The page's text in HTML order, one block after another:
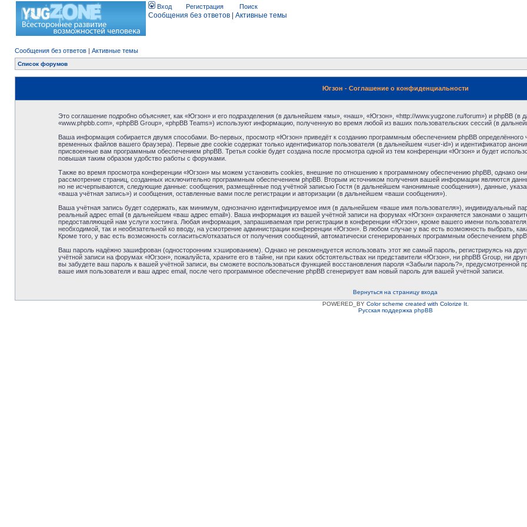
Вход Регистрация Поиск
Сообщения без ответов Активные темы
Сообщения без ответов | Активные темы
Список форумов
Югзон - Соглашение о конфиденциальности
Это соглашение подробно объясняет, как «Югзон» и его подразделения (в дальнейшем «мы», «наш», «Югзон», «http://www.yugzone.ru/forum») и phpBB (в
«www.phpbb.com», «phpBB Group», «phpBB Teams») используют информацию, полученную во время любой из ваших пользовательских сессий (в
Ваша информация собирается двумя способами. Во-первых, просмотр «Югзон» приведёт к созданию программным обеспечением phpBB
временных файлов вашего браузера). Первые две cookie содержат только идентификатор пользователя (в дальнейшем «user-id») и идентификатор
присвоенные вам программным обеспечением phpBB. Третья cookie будет создана после просмотра одной из тем конференции «Югзон» и будет
повышая таким образом удобство работы с форумами.
Также во время просмотра конференции «Югзон» мы можем установить cookies, внешние по отношению к программному обеспечению phpBB, однако они
рассмотрение страниц, созданных исключительно программным обеспечением phpBB. Вторым источником получения вашей информации являются
но не исчерпываются, следующие данные: сообщения, размещённые под учётной записью Гостя (в дальнейшем «анонимные сообщения»), данные,
«ваша учётная запись») и сообщения, оставленные вами после регистрации и авторизации (в дальнейшем «ваши сообщения»).
Ваша учётная запись будет содержать, как минимум, однозначно идентифицируемое имя (в дальнейшем «ваше имя пользователя»), индивидуальный
реальный адрес email (в дальнейшем «ваш адрес email»). Ваша информация из вашей учётной записи на форумах «Югзон» охраняется законами о
предоставляющей нам услуги хостинга. Любая информация, запрашиваемая при регистрации в конференции «Югзон», кроме вашего имени
необходимой, так и необязательной ко вводу, на усмотрение администрации конференции «Югзон». В любом случае у вас есть возможность выбрать,
Кроме того, у вас есть возможность согласиться/отказаться от получения сообщений, автоматически сгенерированных программным обеспечением
Ваш пароль надёжно зашифрован (односторонним хэшированием). Однако не рекомендуется использовать этот же самый пароль, регистрируясь на
учётной записи на форумах «Югзон», пожалуйста, храните его в тайне, ни при каких обстоятельствах ни представители «Югзон», ни phpBB Group, ни
вы забудете ваш пароль к вашей учётной записи, вы сможете воспользоваться функцией восстановления пароля «Забыли пароль?»,
ваше имя пользователя и ваш адрес email, после чего программное обеспечение phpBB сгенерирует вам новый пароль для вашей учётной записи.
Вернуться на страницу входа
POWERED_BY Color scheme created with Colorize It.
Русская поддержка phpBB